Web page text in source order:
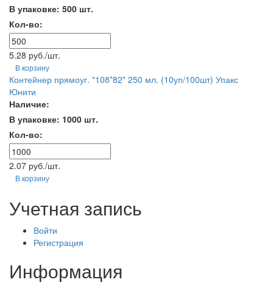
В упаковке: 500 шт.
Кол-во:
5.28 руб./шт.
В корзину
Контейнер прямоуг. "108*82" 250 мл. (10уп/100шт) Упакс
Юнити
Наличие:
В упаковке: 1000 шт.
Кол-во:
2.07 руб./шт.
В корзину
Учетная запись
Войти
Регистрация
Информация